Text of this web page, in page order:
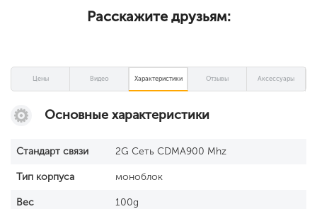
Расскажите друзьям:
Цены Видео Характеристики Отзывы Аксессуары
Основные характеристики
Стандарт связи 2G Сеть CDMA900 Mhz
Тип корпуса моноблок
Вес 100g